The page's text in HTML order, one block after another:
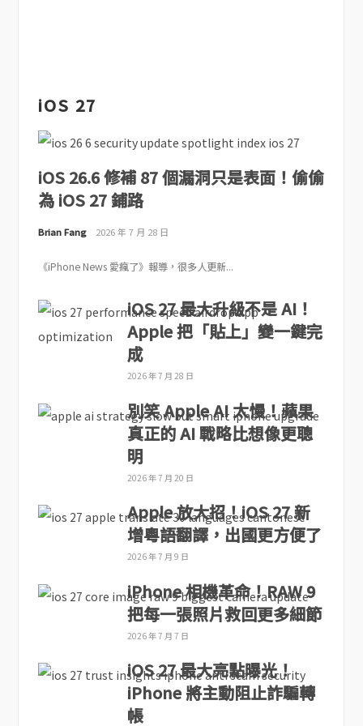
iOS 27
iOS 26.6 修補 87 個漏洞只是表面！偷偷
為 iOS 27 鋪路
Brian Fang 2026 年 7 月 28 日
《iPhone News 愛瘋了》報導，很多人更新...
iOS 27 最大升級不是 AI！
Apple 把「貼上」變一鍵完
成
2026 年 7 月 28 日
別笑 Apple AI 太慢！蘋果
真正的 AI 戰略比想像更聰
明
2026 年 7 月 20 日
Apple 放大招！iOS 27 新
增粵語翻譯，出國更方便了
2026 年 7 月 9 日
iPhone 相機革命！RAW 9
把每一張照片救回更多細節
2026 年 7 月 7 日
iOS 27 最大亮點曝光！
iPhone 將主動阻止詐騙轉
帳